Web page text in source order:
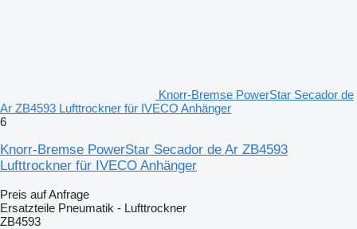
Knorr-Bremse PowerStar Secador de
Ar ZB4593 Lufttrockner für IVECO Anhänger
6
Knorr-Bremse PowerStar Secador de Ar ZB4593
Lufttrockner für IVECO Anhänger
Preis auf Anfrage
Ersatzteile Pneumatik - Lufttrockner
ZB4593